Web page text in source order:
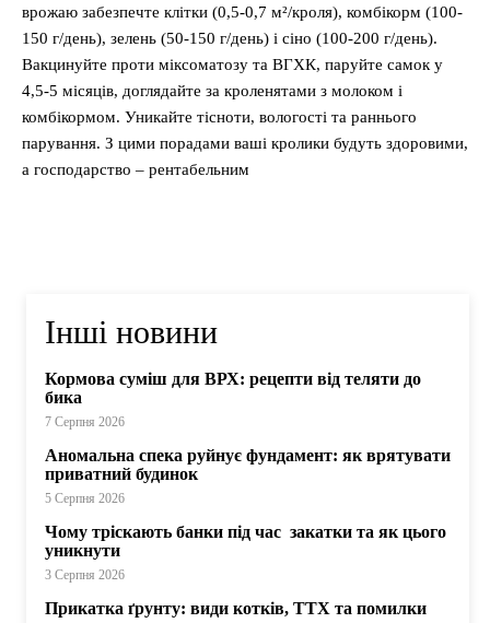
врожаю забезпечте клітки (0,5-0,7 м²/кроля), комбікорм (100-
150 г/день), зелень (50-150 г/день) і сіно (100-200 г/день).
Вакцинуйте проти міксоматозу та ВГХК, паруйте самок у
4,5-5 місяців, доглядайте за кроленятами з молоком і
комбікормом. Уникайте тісноти, вологості та раннього
парування. З цими порадами ваші кролики будуть здоровими,
а господарство – рентабельним
Інші новини
Кормова суміш для ВРХ: рецепти від теляти до
бика
7 Серпня 2026
Аномальна спека руйнує фундамент: як врятувати
приватний будинок
5 Серпня 2026
Чому тріскають банки під час закатки та як цього
уникнути
3 Серпня 2026
Прикатка ґрунту: види котків, ТТХ та помилки